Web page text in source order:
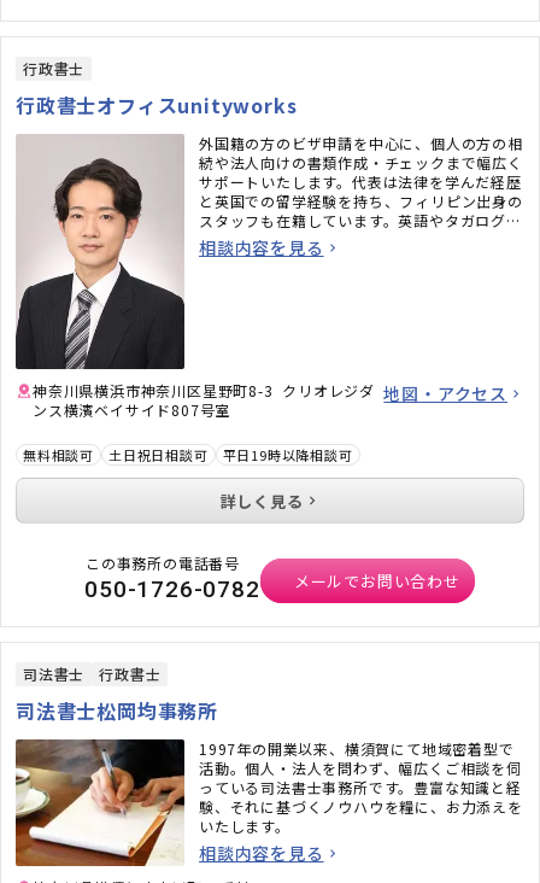
行政書士
行政書士オフィスunityworks
外国籍の方のビザ申請を中心に、個人の方の相
続や法人向けの書類作成・チェックまで幅広く
サポートいたします。代表は法律を学んだ経歴
と英国での留学経験を持ち、フィリピン出身の
スタッフも在籍しています。英語やタガログ語
でも相談できる、親しみやすい行政書士オフィ
スですので、お気軽にご相談ください。
相談内容を見る
神奈川県横浜市神奈川区星野町8-3 クリオレジダ
ンス横濱ベイサイド807号室
地図・アクセス
無料相談可 土日祝日相談可 平日19時以降相談可
詳しく見る
この事務所の電話番号
050-1726-0782 メールでお問い合わせ
司法書士 行政書士
司法書士松岡均事務所
1997年の開業以来、横須賀にて地域密着型で
活動。個人・法人を問わず、幅広くご相談を伺
っている司法書士事務所です。豊富な知識と経
験、それに基づくノウハウを糧に、お力添えを
いたします。
相談内容を見る